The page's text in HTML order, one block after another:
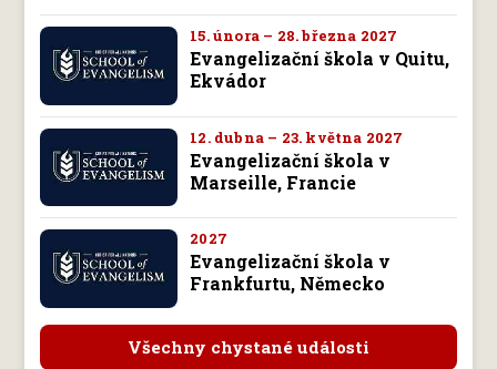
15. února – 28. března 2027
Evangelizační škola v Quitu,
Ekvádor
12. dubna – 23. května 2027
Evangelizační škola v
Marseille, Francie
2027
Evangelizační škola v
Frankfurtu, Německo
Všechny chystané události